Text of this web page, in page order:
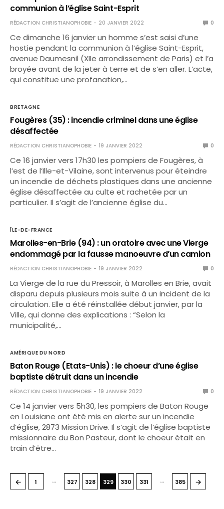
communion à l’église Saint-Esprit
RÉDACTION CHRISTIANOPHOBIE 20 JANVIER 2022 0
Ce dimanche 16 janvier un homme s’est saisi d’une
hostie pendant la communion à l’église Saint-Esprit,
avenue Daumesnil (XIIe arrondissement de Paris) et l’a
broyée avant de la jeter à terre et de s’en aller. L’acte,
qui constitue une profanation,…
BRETAGNE
Fougères (35) : incendie criminel dans une église
désaffectée
RÉDACTION CHRISTIANOPHOBIE 19 JANVIER 2022 0
Ce 16 janvier vers 17h30 les pompiers de Fougères, à
l’est de l’Ille-et-Vilaine, sont intervenus pour éteindre
un incendie de déchets plastiques dans une ancienne
église désaffectée au culte et rachetée par un
particulier. Il s’agit de l’ancienne église du…
ÎLE-DE-FRANCE
Marolles-en-Brie (94) : un oratoire avec une Vierge
endommagé par la fausse manoeuvre d’un camion
RÉDACTION CHRISTIANOPHOBIE 19 JANVIER 2022 0
La Vierge de la rue du Pressoir, à Marolles en Brie, avait
disparu depuis plusieurs mois suite à un incident de la
circulation. Elle a été réinstallée début janvier, par la
Ville, qui donne des explications : “Selon la
municipalité,…
AMÉRIQUE DU NORD
Baton Rouge (Etats-Unis) : le choeur d’une église
baptiste détruit dans un incendie
RÉDACTION CHRISTIANOPHOBIE 19 JANVIER 2022 0
Ce 14 janvier vers 5h30, les pompiers de Baton Rouge
en Louisiane ont été mis en alerte sur un incendie
d’église, 2873 Mission Drive. Il s’agit de l’église baptiste
missionnaire du Bon Pasteur, dont le choeur était en
train d’être…
← 1 … 327 328 329 330 331 … 385 →